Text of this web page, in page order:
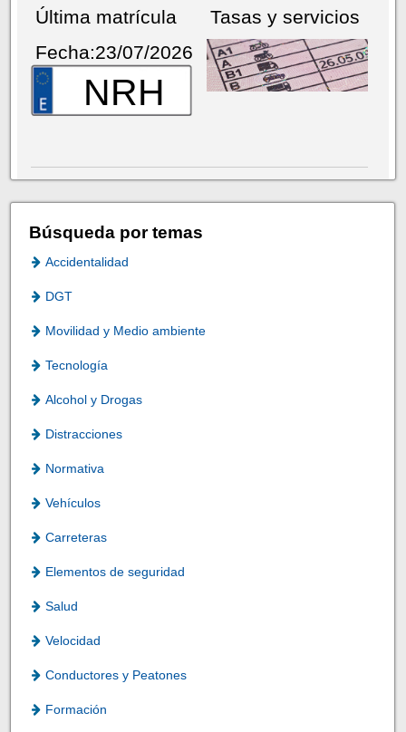
Última matrícula
Fecha:23/07/2026
NRH
Tasas y servicios
Búsqueda por temas
Accidentalidad
DGT
Movilidad y Medio ambiente
Tecnología
Alcohol y Drogas
Distracciones
Normativa
Vehículos
Carreteras
Elementos de seguridad
Salud
Velocidad
Conductores y Peatones
Formación